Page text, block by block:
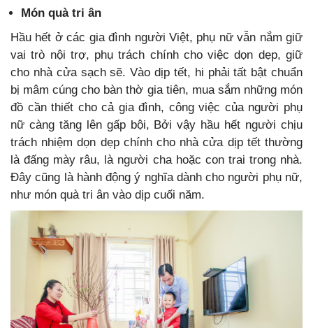
Món quà tri ân
Hầu hết ở các gia đình người Việt, phụ nữ vẫn nắm giữ
vai trò nội trợ, phụ trách chính cho việc dọn dẹp, giữ
cho nhà cửa sạch sẽ. Vào dịp tết, hi phải tất bật chuẩn
bị mâm cúng cho bàn thờ gia tiên, mua sắm những món
đồ cần thiết cho cả gia đình, công việc của người phụ
nữ càng tăng lên gấp bội, Bởi vậy hầu hết người chịu
trách nhiệm dọn dẹp chính cho nhà cửa dịp tết thường
là đấng mày râu, là người cha hoặc con trai trong nhà.
Đây cũng là hành động ý nghĩa dành cho người phụ nữ,
như món quà tri ân vào dịp cuối năm.